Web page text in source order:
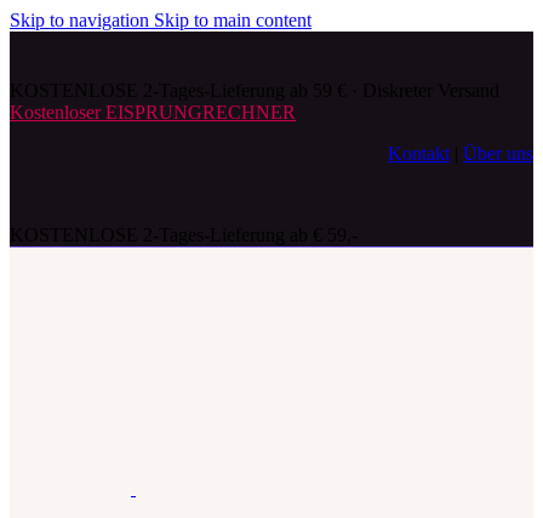
Skip to navigation Skip to main content
Kostenloser EISPRUNGRECHNER
Kontakt
Über uns